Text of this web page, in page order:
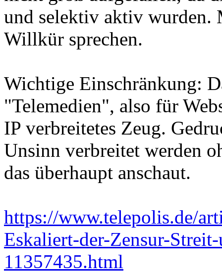
und selektiv aktiv wurden.
Willkür sprechen.
Wichtige Einschränkung:
"Telemedien", also für
IP verbreitetes Zeug.
Unsinn verbreitet werden
das überhaupt anschaut.
https://www.telepolis.de/
Eskaliert-der-Zensur-
11357435.html